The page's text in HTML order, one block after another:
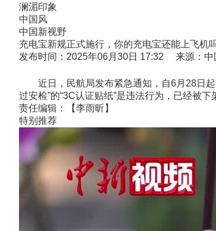
澜湄印象
中国风
中国新视野
充电宝新规正式施行，你的充电宝还能上飞机
发布时间：2025年06月30日 17:32 来源：中
近日，民航局发布紧急通知，自6月28日起
过安检”的“3C认证贴纸”是违法行为，已经被
责任编辑：【李雨昕】
特别推荐